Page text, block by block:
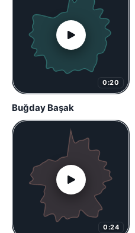
0:20
Buğday Başak
0:24